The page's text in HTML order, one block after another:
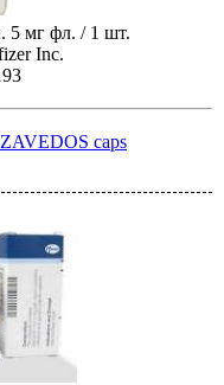
5 мг фл. / 1 шт.
Inc.
caps